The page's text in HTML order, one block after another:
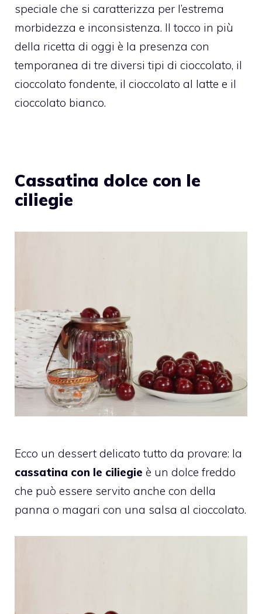
speciale che si caratterizza per l’estrema
morbidezza e inconsistenza. Il tocco in più
della ricetta di oggi è la presenza con
temporanea di tre diversi tipi di cioccolato, il
cioccolato fondente, il cioccolato al latte e il
cioccolato bianco.
Cassatina dolce con le
ciliegie
Ecco un dessert delicato tutto da provare: la
cassatina con le ciliegie è un dolce freddo
che può essere servito anche con della
panna o magari con una salsa al cioccolato.